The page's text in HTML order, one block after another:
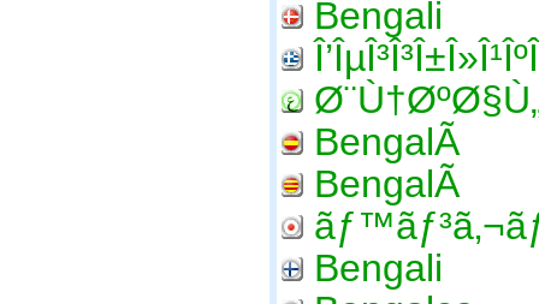
Bengali
BengalÃ­
BengalÃ­
Bengali